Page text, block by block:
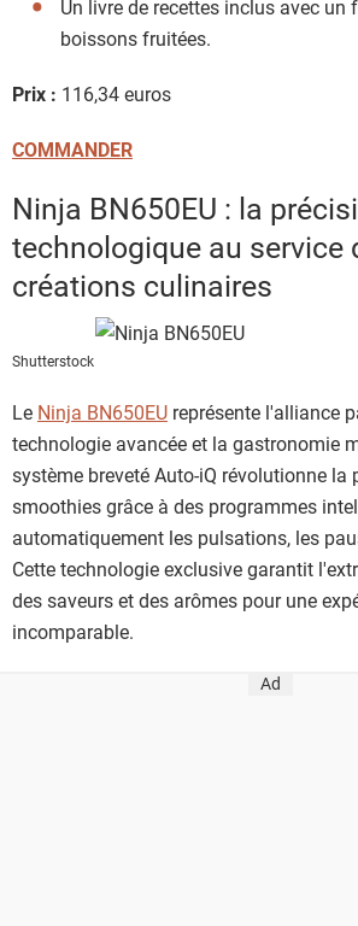
Un livre de recettes inclus avec un
boissons fruitées.
Prix : 116,34 euros
COMMANDER
Ninja BN650EU : la
technologique au service
créations culinaires
Shutterstock
Le Ninja BN650EU représente l'alliance
technologie avancée et la gastronomie
système breveté Auto-iQ révolutionne la
smoothies grâce à des programmes
automatiquement les pulsations, les
Cette technologie exclusive garantit
des saveurs et des arômes pour une
incomparable.
Ad